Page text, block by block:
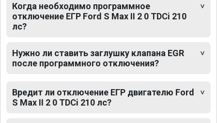
Когда необходимо программное
отключение ЕГР Ford S Max II 2 0 TDCi 210
лс?
Нужно ли ставить заглушку клапана EGR
после программного отключения?
Вредит ли отключение ЕГР двигателю Ford
S Max II 2 0 TDCi 210 лс?